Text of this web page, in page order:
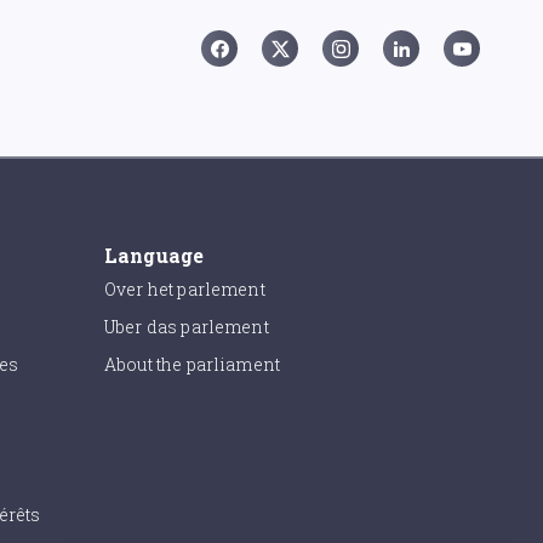
Language
Over het parlement
Uber das parlement
About the parliament